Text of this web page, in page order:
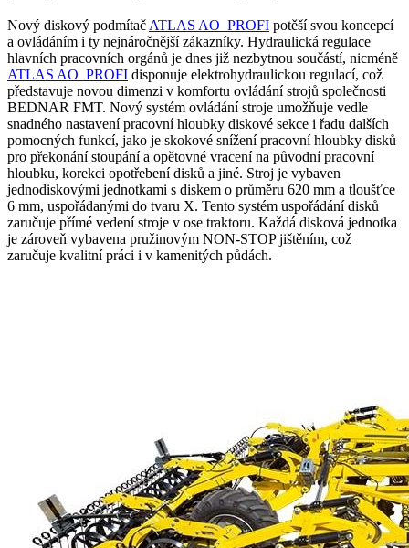
Nový diskový podmítač ATLAS AO_PROFI potěší svou koncepcí
a ovládáním i ty nejnáročnější zákazníky. Hydraulická regulace
hlavních pracovních orgánů je dnes již nezbytnou součástí, nicméně
ATLAS AO_PROFI disponuje elektrohydraulickou regulací, což
představuje novou dimenzi v komfortu ovládání strojů společnosti
BEDNAR FMT. Nový systém ovládání stroje umožňuje vedle
snadného nastavení pracovní hloubky diskové sekce i řadu dalších
pomocných funkcí, jako je skokové snížení pracovní hloubky disků
pro překonání stoupání a opětovné vracení na původní pracovní
hloubku, korekci opotřebení disků a jiné. Stroj je vybaven
jednodiskovými jednotkami s diskem o průměru 620 mm a tloušťce
6 mm, uspořádanými do tvaru X. Tento systém uspořádání disků
zaručuje přímé vedení stroje v ose traktoru. Každá disková jednotka
je zároveň vybavena pružinovým NON-STOP jištěním, což
zaručuje kvalitní práci i v kamenitých půdách.